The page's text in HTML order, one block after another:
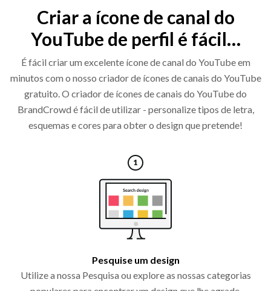
Criar a ícone de canal do
YouTube de perfil é fácil…
É fácil criar um excelente ícone de canal do YouTube em
minutos com o nosso criador de ícones de canais do YouTube
gratuito. O criador de ícones de canais do YouTube do
BrandCrowd é fácil de utilizar - personalize tipos de letra,
esquemas e cores para obter o design que pretende!
Pesquise um design
Utilize a nossa Pesquisa ou explore as nossas categorias